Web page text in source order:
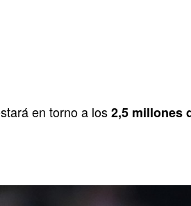
en torno a los2,5 millones